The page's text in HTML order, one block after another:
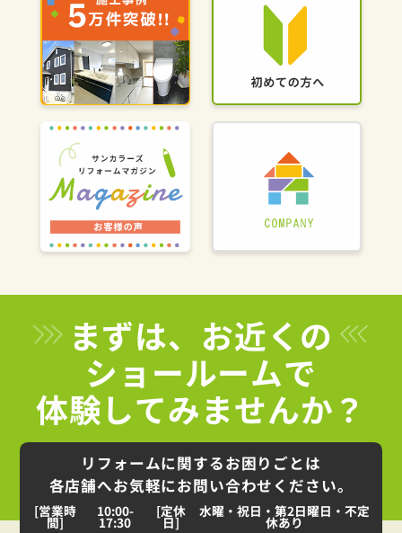
まずは、お近くの
ショールームで
体験してみませんか？
リフォームに関するお困りごとは
各店舗へお気軽にお問い合わせください。
[営業時
間]
10:00-
17:30
[定休
日]
水曜・祝日・第2日曜日・不定
休あり